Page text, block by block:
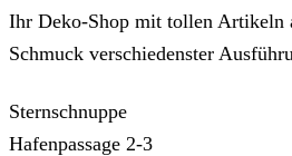
Ihr Deko-Shop mit tollen Artikeln
Schmuck verschiedenster
Sternschnuppe
Hafenpassage 2-3